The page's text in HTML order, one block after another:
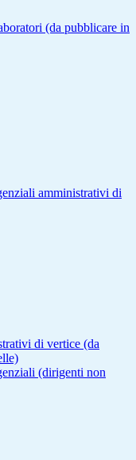
(da pubblicare in
amministrativi di
di vertice (da
(dirigenti non